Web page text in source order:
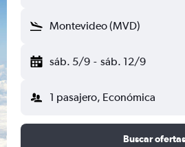
Montevideo (MVD)
sáb. 5/9 - sáb. 12/9
1 pasajero, Económica
Buscar ofertas